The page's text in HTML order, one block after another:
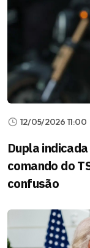
12/05/2026 11:00
Dupla
comando do
confusão